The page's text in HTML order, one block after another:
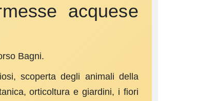
acquese
Bagni.
scoperta degli animali della
orticoltura e giardini, i fiori